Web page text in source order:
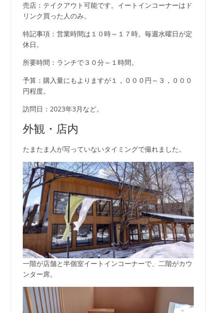
売店：テイクアウト可能です。イートインコーナーはド
リンク買った人のみ。
特記事項：営業時間は１０時～１７時。毎週水曜日が定
休日。
所要時間：ランチで３０分～１時間。
予算：購入量にもよりますが１，０００円～３，０００
円程度。
訪問日：2023年3月など。
外観・店内
たまたま人が写っていないタイミングで撮れました。
一階が店舗と半個室イートインコーナーで、二階がカウ
ンター席。